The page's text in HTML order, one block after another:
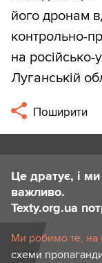
його дронам
контрольно-
на російсько-
Луганській
Поширити
Це дратує, і
важливо.
Texty.org.ua
Ми робимо те, на
схеми